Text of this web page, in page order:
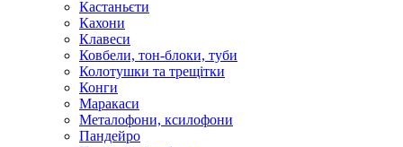
Кастаньєти
Кахони
Клавеси
Ковбели, тон-блоки, туби
Колотушки та трещітки
Конги
Маракаси
Металофони, ксилофони
Пандейро